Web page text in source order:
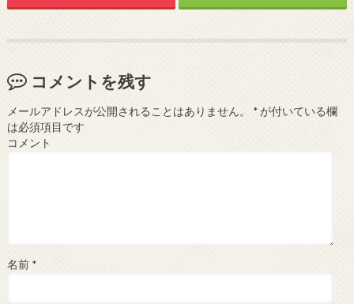
コメントを残す
メールアドレスが公開されることはありません。 *が付いている欄
は必須項目です
コメント
名前 *